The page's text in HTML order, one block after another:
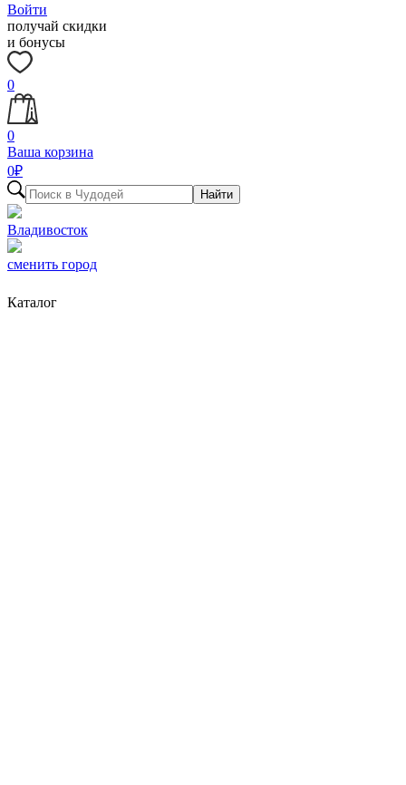
Войти
получай скидки
и бонусы
0
0
Ваша корзина
0₽
Найти
Владивосток
сменить город
Каталог